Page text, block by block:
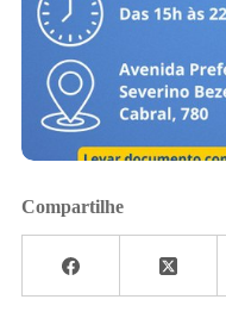
Compartilhe